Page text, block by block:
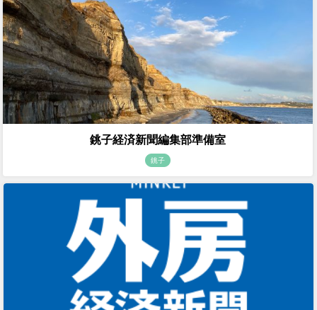
銚子経済新聞編集部準備室
銚子